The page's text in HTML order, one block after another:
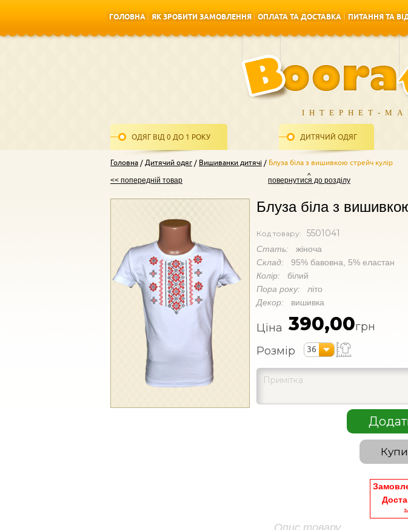
ГОЛОВНА
ЯК ЗРОБИТИ ЗАМОВЛЕННЯ
ОПЛАТА ТА ДОСТАВКА
ПИТАННЯ ТА
ІНТЕРНЕТ-
ОДЯГ ВІД 0 ДО 1 РОКУ ДИТЯЧИЙ ОДЯГ
Головна Дитячий одяг Вишиванки дитячі Блуза біла з вишивкою стрейч кулір
<< попередній товар повернутися до розділу
Блуза біла з
Код товару: 5501041
Стать: жіноча
Склад: 95% бавовна, 5% еластан
Колір: білий
Пора року: літо
Декор: вишивка
Ціна 390,00грн
Розмір
36
Опис товару